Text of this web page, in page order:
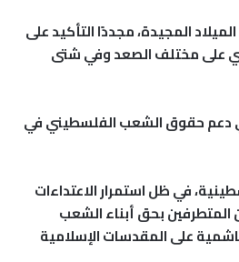
المجيدة، مجددًا التأكيد على
على مختلف الصعد وفي شتى
في دعم حقوق الشعب الفلسطيني في
في ظل استمرار الاعتداءات
المتطرفين بحق أبناء الشعب
على المقدسات الإسلامية